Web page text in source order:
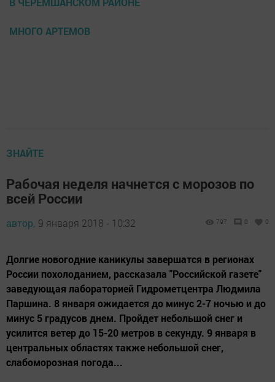
МНОГО АРТЕМОВ
ЗНАЙТЕ
Рабочая неделя начнется с морозов по
всей России
автор, 9 января 2018 - 10:32 797 0 0
Долгие новогодние каникулы завершатся в регионах
России похолоданием, рассказала "Российской газете"
заведующая лабораторией Гидрометцентра Людмила
Паршина. 8 января ожидается до минус 2-7 ночью и до
минус 5 градусов днем. Пройдет небольшой снег и
усилится ветер до 15-20 метров в секунду. 9 января в
центральных областях также небольшой снег,
слабоморозная погода...